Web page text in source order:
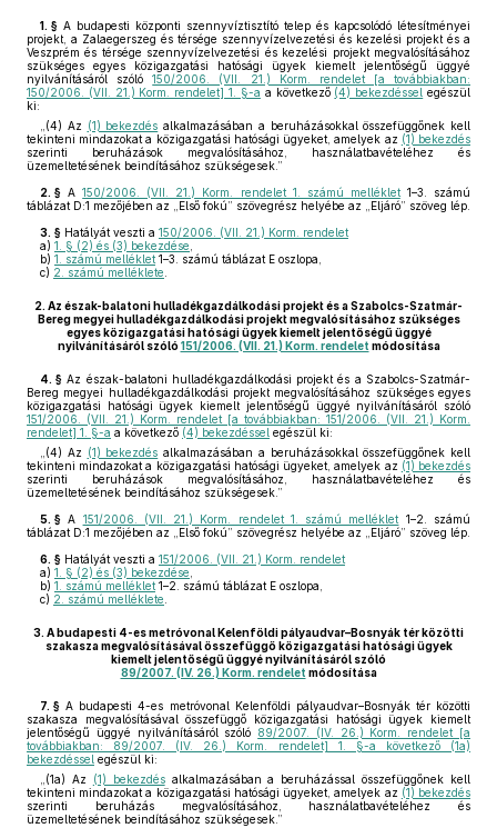
1. § A budapesti központi szennyvíztisztító telep és kapcsolódó létesítményei
projekt, a Zalaegerszeg és térsége szennyvízelvezetési és kezelési projekt és a
Veszprém és térsége szennyvízelvezetési és kezelési projekt megvalósításához
szükséges egyes közigazgatási hatósági ügyek kiemelt jelentőségű üggyé
nyilvánításáról szóló150/2006. (VII. 21.) Korm. rendelet [a továbbiakban:
150/2006. (VII. 21.) Korm. rendelet] 1. §-a a következő (4) bekezdéssel egészül
ki:
„(4) Az (1) bekezdés alkalmazásában a beruházásokkal összefüggőnek kell
tekinteni mindazokat a közigazgatási hatósági ügyeket, amelyek az (1) bekezdés
szerinti beruházások megvalósításához, használatbavételéhez és
üzemeltetésének beindításához szükségesek.”
2. § A150/2006. (VII. 21.) Korm. rendelet 1. számú melléklet1–3. számú
táblázat D:1 mezőjében az „Első fokú” szövegrész helyébe az „Eljáró” szöveg lép.
3. § Hatályát veszti a 150/2006. (VII. 21.) Korm. rendelet
a) 1. § (2) és (3) bekezdése
b) 1. számú melléklet 1–3. számú táblázat E oszlopa,
c) 2. számú melléklete
2. Az észak-balatoni hulladékgazdálkodási projekt és a Szabolcs-Szatmár-
Bereg megyei hulladékgazdálkodási projekt megvalósításához szükséges
egyes közigazgatási hatósági ügyek kiemelt jelentőségű üggyé
nyilvánításáról szóló 151/2006. (VII. 21.) Korm. rendelet módosítása
4. § Az észak-balatoni hulladékgazdálkodási projekt és a Szabolcs-Szatmár-
Bereg megyei hulladékgazdálkodási projekt megvalósításához szükséges egyes
közigazgatási hatósági ügyek kiemelt jelentőségű üggyé nyilvánításáról szóló
151/2006. (VII. 21.) Korm. rendelet [a továbbiakban: 151/2006. (VII. 21.) Korm.
rendelet] 1. §-a a következő (4) bekezdéssel egészül ki:
„(4) Az (1) bekezdés alkalmazásában a beruházásokkal összefüggőnek kell
tekinteni mindazokat a közigazgatási hatósági ügyeket, amelyek az (1) bekezdés
szerinti beruházások megvalósításához, használatbavételéhez és
üzemeltetésének beindításához szükségesek.”
5. § A 151/2006. (VII. 21.) Korm. rendelet 1. számú melléklet 1–2. számú
táblázat D:1 mezőjében az „Első fokú” szövegrész helyébe az „Eljáró” szöveg lép.
6. § Hatályát veszti a 151/2006. (VII. 21.) Korm. rendelet
a) 1. § (2) és (3) bekezdése
b) 1. számú melléklet 1–2. számú táblázat E oszlopa,
c) 2. számú melléklete
3. A budapesti 4-es metróvonal Kelenföldi pályaudvar–Bosnyák tér közötti
szakasza megvalósításával összefüggő közigazgatási hatósági ügyek
kiemelt jelentőségű üggyé nyilvánításáról szóló
89/2007. (IV. 26.) Korm. rendelet módosítása
7. § A budapesti 4-es metróvonal Kelenföldi pályaudvar–Bosnyák tér közötti
szakasza megvalósításával összefüggő közigazgatási hatósági ügyek kiemelt
jelentőségű üggyé nyilvánításáról szóló 89/2007. (IV. 26.) Korm. rendelet [a
továbbiakban: 89/2007. (IV. 26.) Korm. rendelet] 1. §-a következő (1a)
bekezdéssel egészül ki:
„(1a) Az
(1) bekezdésalkalmazásában a beruházással összefüggőnek kell
tekinteni mindazokat a közigazgatási hatósági ügyeket, amelyek az (1) bekezdés
szerinti beruházás megvalósításához, használatbavételéhez és
üzemeltetésének beindításához szükségesek.”